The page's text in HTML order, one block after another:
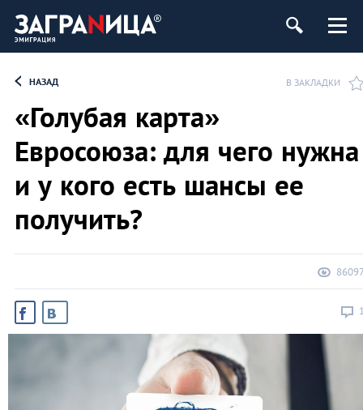
НАЗАД В ЗАКЛАДКИ
«Голубая карта»
Евросоюза: для чего нужна
и у кого есть шансы ее
получить?